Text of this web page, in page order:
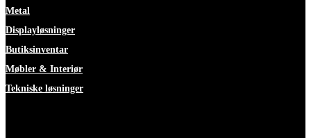
Metal
Displayløsninger
Butiksinventar
Møbler & Interiør
Tekniske løsninger